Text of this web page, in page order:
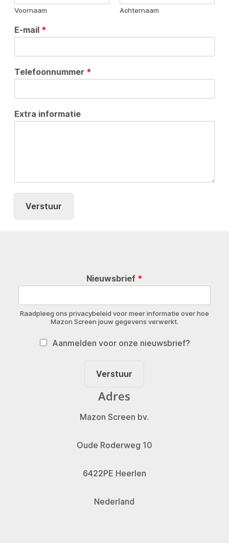
Voornaam Achternaam
E-mail *
Telefoonnummer *
Extra informatie
Verstuur
Nieuwsbrief *
Raadpleeg ons privacybeleid voor meer informatie over hoe
Mazon Screen jouw gegevens verwerkt.
Aanmelden voor onze nieuwsbrief?
Verstuur
Adres
Mazon Screen bv.
Oude Roderweg 10
6422PE Heerlen
Nederland